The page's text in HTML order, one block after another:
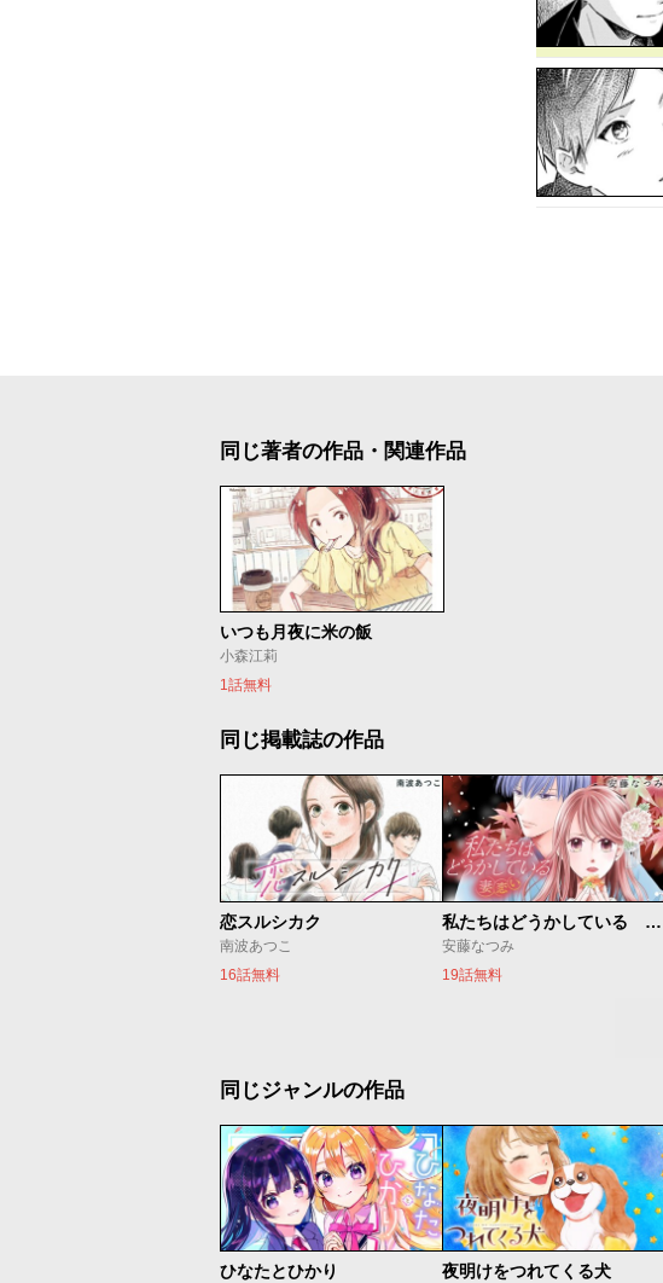
同じ著者の作品・関連作品
いつも月夜に米の飯
小森江莉
1話無料
同じ掲載誌の作品
恋スルシカク
南波あつこ
16話無料
私たちはどうかしている 妻恋い
安藤なつみ
19話無料
同じジャンルの作品
ひなたとひかり 夜明けをつれてくる犬